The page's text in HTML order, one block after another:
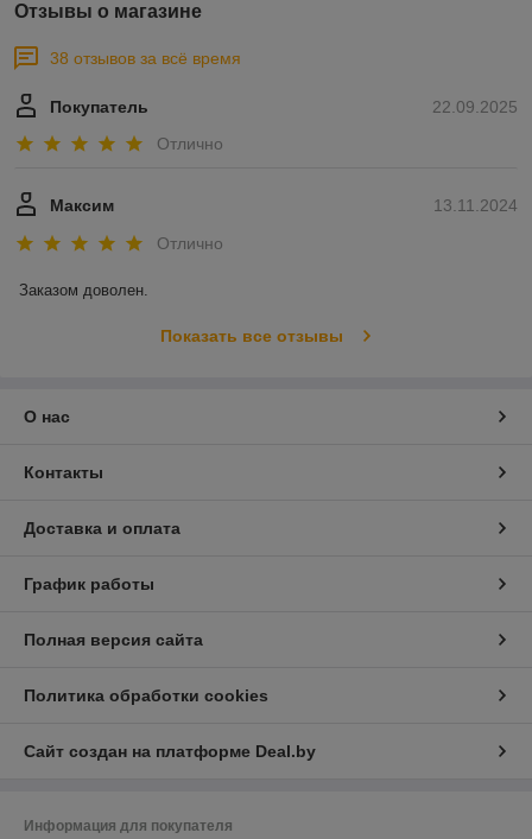
Отзывы о магазине
38 отзывов за всё время
22.09.2025
Покупатель
Отлично
13.11.2024
Максим
Отлично
Заказом доволен.
Показать все отзывы
О нас
Контакты
Доставка и оплата
График работы
Полная версия сайта
Политика обработки cookies
Сайт создан на платформе Deal.by
Информация для покупателя